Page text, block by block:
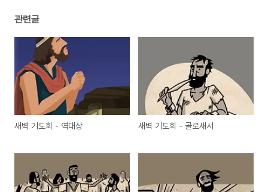
관련글
새벽 기도회 - 역대상 새벽 기도회 - 골로새서